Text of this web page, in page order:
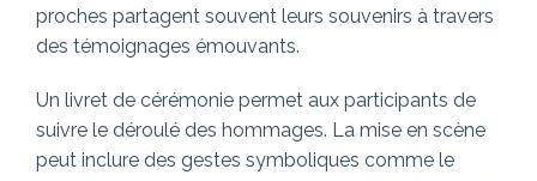
proches partagent souvent leurs souvenirs à travers
des témoignages émouvants.
Un livret de cérémonie permet aux participants de
suivre le déroulé des hommages. La mise en scène
peut inclure des gestes symboliques comme le